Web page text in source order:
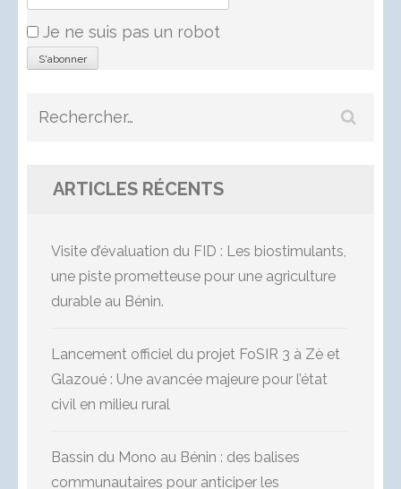
Je ne suis pas un robot
Rechercher :
ARTICLES RÉCENTS
Visite d’évaluation du FID : Les biostimulants,
une piste prometteuse pour une agriculture
durable au Bénin.
Lancement officiel du projet FoSIR 3 à Zè et
Glazoué : Une avancée majeure pour l’état
civil en milieu rural
Bassin du Mono au Bénin : des balises
communautaires pour anticiper les